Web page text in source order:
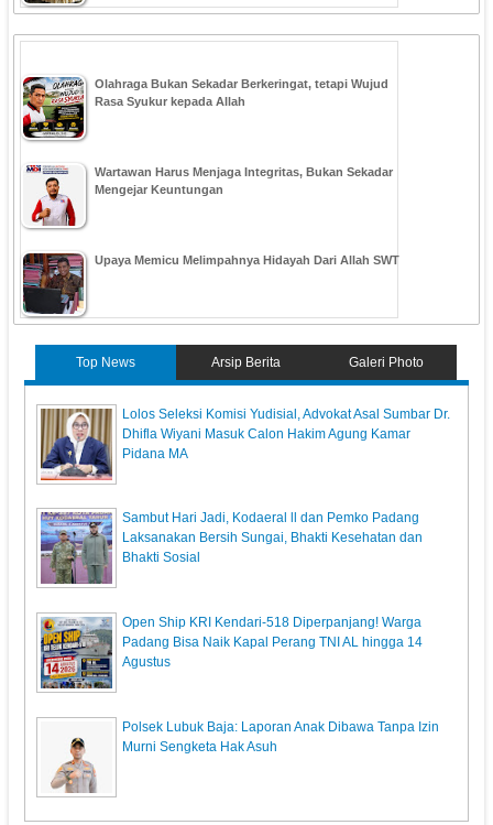
Olahraga Bukan Sekadar Berkeringat, tetapi Wujud
Rasa Syukur kepada Allah
Wartawan Harus Menjaga Integritas, Bukan Sekadar
Mengejar Keuntungan
Upaya Memicu Melimpahnya Hidayah Dari Allah SWT
Top News Arsip Berita Galeri Photo
‎Lolos Seleksi Komisi Yudisial, Advokat Asal Sumbar Dr.
Dhifla Wiyani Masuk Calon Hakim Agung Kamar
Pidana MA
Sambut Hari Jadi, Kodaeral ll dan Pemko Padang
Laksanakan Bersih Sungai, Bhakti Kesehatan dan
Bhakti Sosial
Open Ship KRI Kendari-518 Diperpanjang! Warga
Padang Bisa Naik Kapal Perang TNI AL hingga 14
Agustus
Polsek Lubuk Baja: Laporan Anak Dibawa Tanpa Izin
Murni Sengketa Hak Asuh